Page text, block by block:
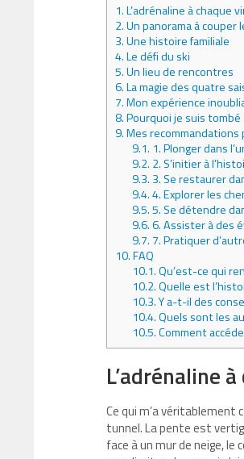
1.L’adrénaline à chaque
2.Un panorama à couper
3.Une histoire familiale
4.Le défi du ski
5.Un lieu de rencontres
6.La magie des quatre
7.Mon expérience
8.Pourquoi je suis tombé
9.Mes recommandations
9.1. 1. Plonger dans
9.2. 2. S’initier à
9.3. 3. Se restaurer
9.4.4. Explorer les
9.5.5. Se détendre
9.6.6. Assister à des
9.7. 7. Pratiquer
10.FAQ
10.1.Qu’est-ce qui
10.2.Quelle est
10.3.Y a-t-il des
10.4.Quels sont les
10.5.Comment
L’adrénaline
Ce qui m’a
tunnel. La pente est
face à un mur de neige,